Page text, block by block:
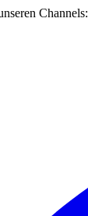
Channels: